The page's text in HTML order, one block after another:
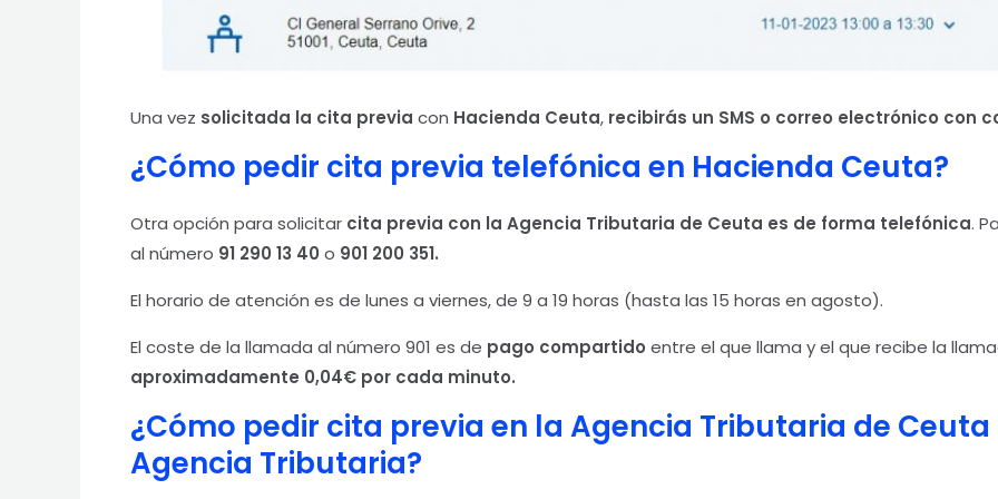
Una vez solicitada la cita previa con Hacienda Ceuta, recibirás un SMS o correo electrónico con
¿Cómo pedir cita previa telefónica en Hacienda Ceuta?
Otra opción para solicitar cita previa con la Agencia Tributaria de Ceuta es de forma telefónica.
al número 91 290 13 40 o 901 200 351.
El horario de atención es de lunes a viernes, de 9 a 19 horas (hasta las 15 horas en agosto).
El coste de la llamada al número 901 es de pago compartido entre el que llama y el que recibe la
aproximadamente 0,04€ por cada minuto.
¿Cómo pedir cita previa en la Agencia Tributaria de Ceuta
Agencia Tributaria?